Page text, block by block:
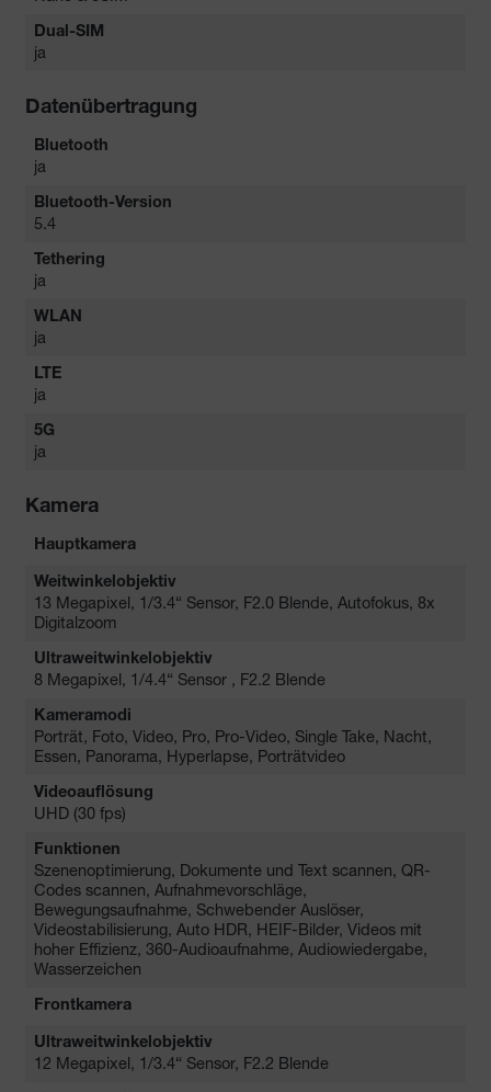
Dual-SIM
ja
Datenübertragung
Bluetooth
ja
Bluetooth-Version
5.4
Tethering
ja
WLAN
ja
LTE
ja
5G
ja
Kamera
Hauptkamera
Weitwinkelobjektiv
13 Megapixel, 1/3.4“ Sensor, F2.0 Blende, Autofokus, 8x
Digitalzoom
Ultraweitwinkelobjektiv
8 Megapixel, 1/4.4“ Sensor , F2.2 Blende
Kameramodi
Porträt, Foto, Video, Pro, Pro-Video, Single Take, Nacht,
Essen, Panorama, Hyperlapse, Porträtvideo
Videoauflösung
UHD (30 fps)
Funktionen
Szenenoptimierung, Dokumente und Text scannen, QR-
Codes scannen, Aufnahmevorschläge,
Bewegungsaufnahme, Schwebender Auslöser,
Videostabilisierung, Auto HDR, HEIF-Bilder, Videos mit
hoher Effizienz, 360-Audioaufnahme, Audiowiedergabe,
Wasserzeichen
Frontkamera
Ultraweitwinkelobjektiv
12 Megapixel, 1/3.4“ Sensor, F2.2 Blende